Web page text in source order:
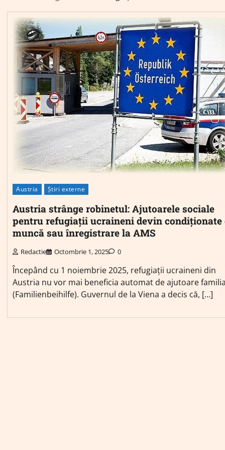
Austria Știri externe
Austria strânge robinetul: Ajutoarele sociale
pentru refugiații ucraineni devin condiționate
muncă sau înregistrare la AMS
Redactie Octombrie 1, 2025 0
Începând cu 1 noiembrie 2025, refugiații ucraineni din
Austria nu vor mai beneficia automat de ajutoare
(Familienbeihilfe). Guvernul de la Viena a decis că, […]